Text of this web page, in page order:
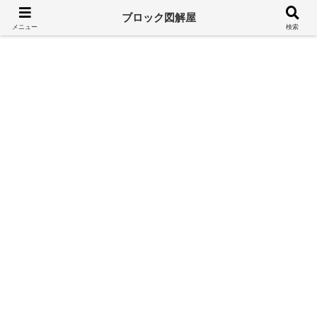
溢れるレゴ情報をシンプルに
メニュー
ブロック図解屋
検索